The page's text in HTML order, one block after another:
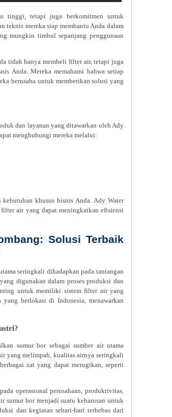
tinggi, tetapi juga berkomitmen untuk
teknis mereka siap membantu Anda dalam
mungkin timbul sepanjang penggunaan
tidak hanya membeli filter air, tetapi juga
Anda. Mereka memahami bahwa setiap
berusaha untuk memberikan solusi yang
dan layanan yang ditawarkan oleh Ady
menghubungi mereka melalui:
khusus bisnis Anda. Ady Water
air yang dapat meningkatkan efisiensi
Solusi Terbaik
seringkali dihadapkan pada tantangan
digunakan dalam proses produksi dan
untuk memiliki sistem filter air yang
berlokasi di Indonesia, menawarkan
sumur bor sebagai sumber air utama
yang melimpah, kualitas airnya seringkali
zat yang dapat merugikan, seperti
operasional perusahaan, produktivitas,
sumur bor menjadi suatu keharusan untuk
dan kegiatan sehari-hari terbebas dari